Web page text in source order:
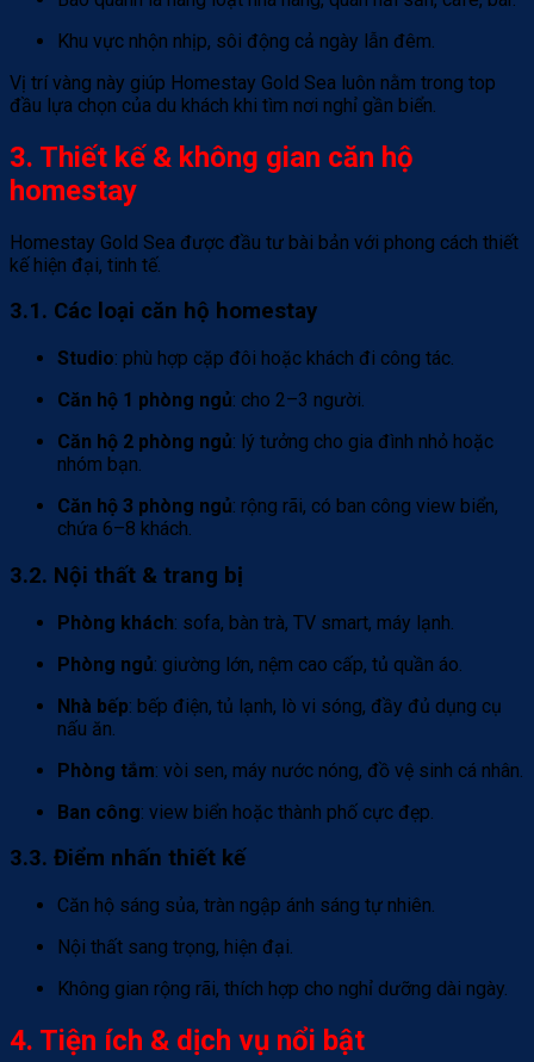
Khu vực nhộn nhịp, sôi động cả ngày lẫn đêm.
Vị trí vàng này giúp Homestay Gold Sea luôn nằm trong top
đầu lựa chọn của du khách khi tìm nơi nghỉ gần biển.
3. Thiết kế & không gian căn hộ
homestay
Homestay Gold Sea được đầu tư bài bản với phong cách thiết
kế hiện đại, tinh tế.
3.1. Các loại căn hộ homestay
Studio: phù hợp cặp đôi hoặc khách đi công tác.
Căn hộ 1 phòng ngủ: cho 2–3 người.
Căn hộ 2 phòng ngủ: lý tưởng cho gia đình nhỏ hoặc
nhóm bạn.
Căn hộ 3 phòng ngủ: rộng rãi, có ban công view biển,
chứa 6–8 khách.
3.2. Nội thất & trang bị
Phòng khách: sofa, bàn trà, TV smart, máy lạnh.
Phòng ngủ: giường lớn, nệm cao cấp, tủ quần áo.
Nhà bếp: bếp điện, tủ lạnh, lò vi sóng, đầy đủ dụng cụ
nấu ăn.
Phòng tắm: vòi sen, máy nước nóng, đồ vệ sinh cá nhân.
Ban công: view biển hoặc thành phố cực đẹp.
3.3. Điểm nhấn thiết kế
Căn hộ sáng sủa, tràn ngập ánh sáng tự nhiên.
Nội thất sang trọng, hiện đại.
Không gian rộng rãi, thích hợp cho nghỉ dưỡng dài ngày.
4. Tiện ích & dịch vụ nổi bật